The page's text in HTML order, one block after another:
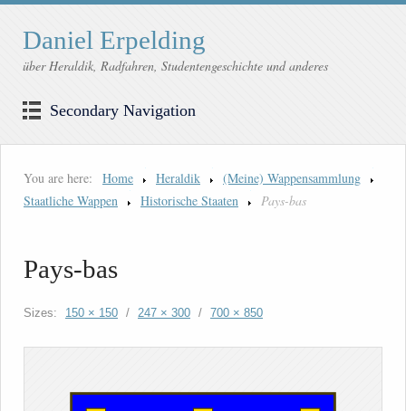
Daniel Erpelding
über Heraldik, Radfahren, Studentengeschichte und anderes
Secondary Navigation
You are here: Home Heraldik
(Meine) Wappensammlung
Staatliche Wappen
Historische Staaten Pays-bas
Pays-bas
Sizes: 150 × 150 / 247 × 300 / 700 × 850